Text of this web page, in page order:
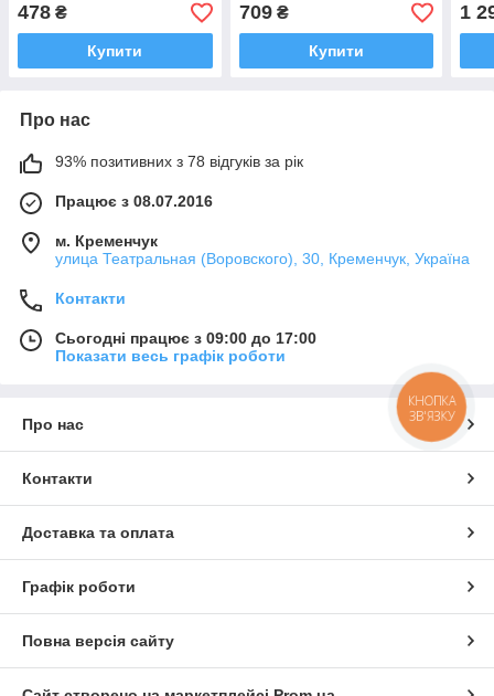
478 ₴
Купити
709₴
Купити
1
Про нас
93% позитивних з 78 відгуків за рік
Працює з 08.07.2016
м. Кременчук
улица Театральная (Воровского), 30, Кременчук, Україна
Контакти
Сьогодні працює з 09:00 до 17:00
Показати весь графік роботи
Про нас
Контакти
Доставка та оплата
Графік роботи
Повна версія сайту
КНОПКА
ЗВ'ЯЗКУ